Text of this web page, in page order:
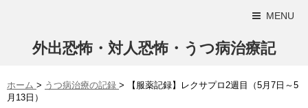
MENU
外出恐怖・対人恐怖・うつ病治療記
ホーム > うつ病治療の記録 >
【服薬記録】レクサプロ2週目（5月7日～5
月13日）